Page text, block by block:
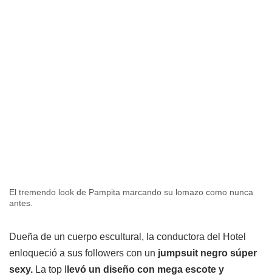
El tremendo look de Pampita marcando su lomazo como nunca
antes.
Dueña de un cuerpo escultural, la conductora del Hotel
enloqueció a sus followers con un jumpsuit negro súper
sexy. La top l
levó un diseño con mega escote y